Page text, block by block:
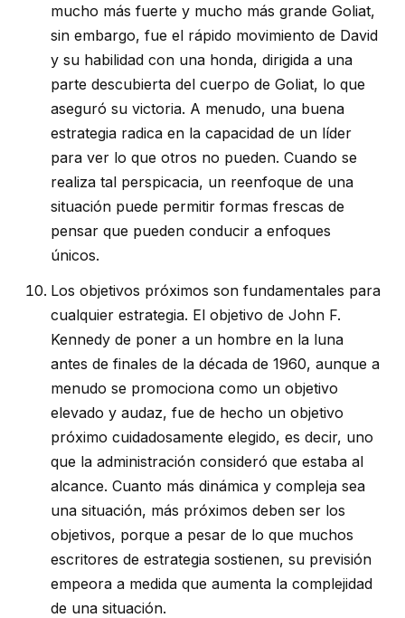
mucho más fuerte y mucho más grande Goliat,
sin embargo, fue el rápido movimiento de David
y su habilidad con una honda, dirigida a una
parte descubierta del cuerpo de Goliat, lo que
aseguró su victoria. A menudo, una buena
estrategia radica en la capacidad de un líder
para ver lo que otros no pueden. Cuando se
realiza tal perspicacia, un reenfoque de una
situación puede permitir formas frescas de
pensar que pueden conducir a enfoques
únicos.
Los objetivos próximos son fundamentales para
cualquier estrategia. El objetivo de John F.
Kennedy de poner a un hombre en la luna
antes de finales de la década de 1960, aunque a
menudo se promociona como un objetivo
elevado y audaz, fue de hecho un objetivo
próximo cuidadosamente elegido, es decir, uno
que la administración consideró que estaba al
alcance. Cuanto más dinámica y compleja sea
una situación, más próximos deben ser los
objetivos, porque a pesar de lo que muchos
escritores de estrategia sostienen, su previsión
empeora a medida que aumenta la complejidad
de una situación.